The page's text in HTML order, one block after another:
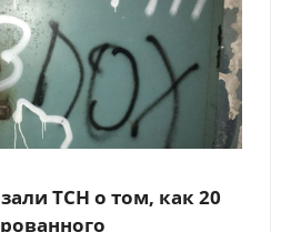
ТСН о том, как 20